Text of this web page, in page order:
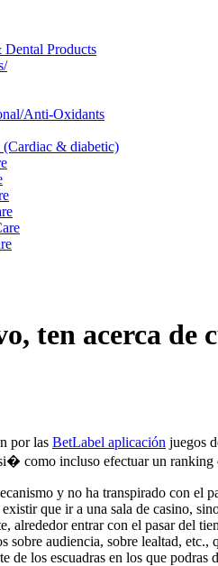
Products
Anti-Oxidants
& diabetic)
ten acerca
por las BetLabel aplicación juegos
como incluso efectuar un ranking
y no ha transpirado con el
que ir a una sala de casino,
alrededor entrar con el pasar del
sobre audiencia, sobre lealtad,
de los escuadras en los que podras